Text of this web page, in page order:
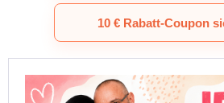
10 € Rabatt-Coupon